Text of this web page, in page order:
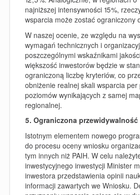
najniższej intensywności 15%,
wsparcia może zostać ograniczony
W naszej ocenie, ze względu na
wymagań technicznych i
poszczególnymi wskaźnikami
większość inwestorów będzie w
ograniczoną liczbę kryteriów, co
obniżenie realnej skali wsparcia
poziomów wynikających z samej
regionalnej.
5. Ograniczona
Istotnym elementem nowego
do procesu oceny wniosku
tym innych niż PAIH. W celu
inwestycyjnego inwestycji Minister
inwestora przedstawienia opinii
informacji zawartych we Wniosku.